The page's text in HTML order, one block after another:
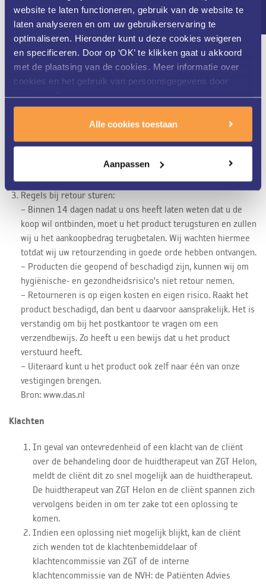
website te laten functioneren, gebruik van de website te
laten analyseren en om uw gebruikerservaring te
optimaliseren. Hieronder kunt u deze cookies weigeren
en specificeren. Door op ‘OK’ te klikken gaat u akkoord
met de plaatsing van de cookies. Meer informatie over
cookies en het gebruik van persoonsgegevens door
Helon vindt uhier.
Alle cookies toestaan
Aanpassen
Geen bedenktijd bij aankoop in praktijk:
Wanneer u een product bij ons in de praktijk koopt, heeft u
geen wettelijke bedenktijd. Wij zijn dan dus niet verplicht om
uw product te ruilen of geld terug te geven.
Bedenktijd via internet of telefoon:
Een aankoop via internet of telefoon wordt ook wel koop op
afstand genoemd waarbij een wettelijke bedenktijd van 14
dagen geldt. Binnen deze termijn kunt u laten weten dat u het
product wilt retourneren en u krijgt dan binnen 14 dagen uw
geld terug, ook eventueel door u gemaakte bezorgkosten. De
op de dag dat uw bestelling wordt bezorgd op het adres dat u
heeft opgegeven.
Regels bij retour sturen:
– Binnen 14 dagen nadat u ons heeft laten weten dat u de
koop wil ontbinden, moet u het product terugsturen en zullen
wij u het aankoopbedrag terugbetalen. Wij wachten hiermee
totdat wij uw retourzending in goede orde hebben ontvangen.
– Producten die geopend of beschadigd zijn, kunnen wij om
hygiënische- en gezondheidsrisico’s niet retour nemen.
– Retourneren is op eigen kosten en eigen risico. Raakt het
product beschadigd, dan bent u daarvoor aansprakelijk. Het is
verstandig om bij het postkantoor te vragen om een
verzendbewijs. Zo heeft u een bewijs dat u het product
verstuurd heeft.
– Uiteraard kunt u het product ook zelf naar één van onze
vestigingen brengen.
Bron: www.das.nl
Klachten
In geval van ontevredenheid of een klacht van de cliënt
over de behandeling door de huidtherapeut van ZGT Helon,
meldt de cliënt dit zo snel mogelijk aan de huidtherapeut.
De huidtherapeut van ZGT Helon en de cliënt spannen zich
vervolgens beiden in om ter zake tot een oplossing te
komen.
Indien een oplossing niet mogelijk blijkt, kan de cliënt
zich wenden tot de klachtenbemiddelaar of
klachtencommissie van ZGT of de interne
klachtencommissie van de NVH: de Patiënten Advies